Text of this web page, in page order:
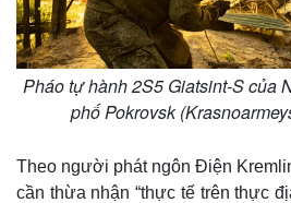
Pháo tự hành 2S5 Giatsint-S của
phố Pokrovsk
Theo người phát ngôn Điện
cần thừa nhận “thực tế trên thực